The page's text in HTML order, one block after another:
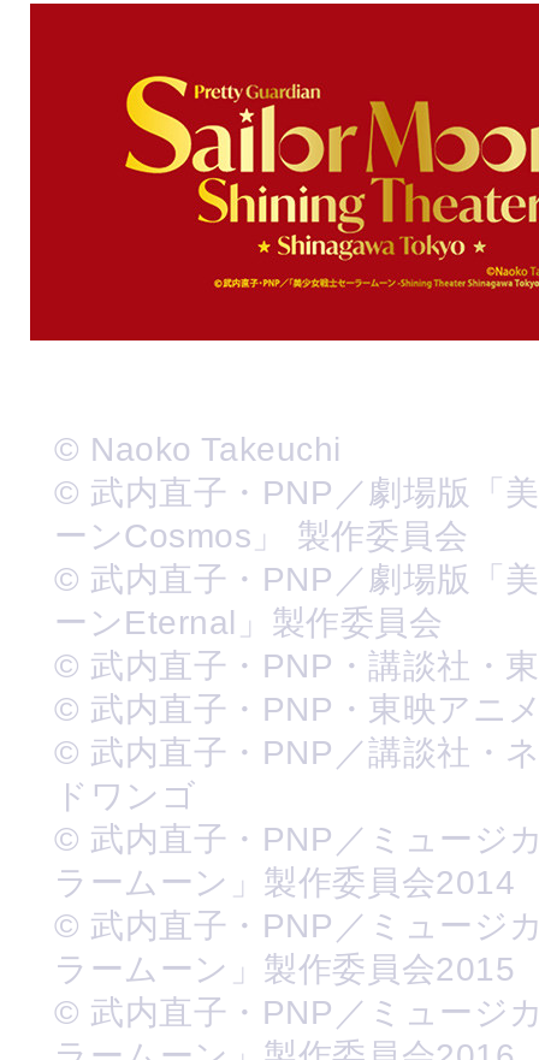
© Naoko Takeuchi
© 武内直子・PNP／劇場版「
ーンCosmos」 製作委員会
© 武内直子・PNP／劇場版「
ーンEternal」製作委員会
© 武内直子・PNP・講談社・
© 武内直子・PNP・東映アニ
© 武内直子・PNP／講談社・
ドワンゴ
© 武内直子・PNP／ミュージ
ラームーン」製作委員会2014
© 武内直子・PNP／ミュージ
ラームーン」製作委員会2015
© 武内直子・PNP／ミュージ